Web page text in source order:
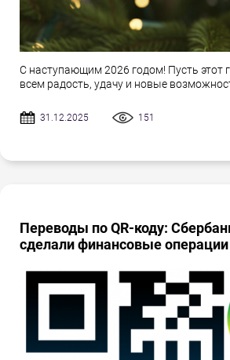
С наступающим 2026 годом! Пусть этот
всем радость, удачу и новые
31.12.2025 151
Переводы по QR-коду:
сделали финансовые